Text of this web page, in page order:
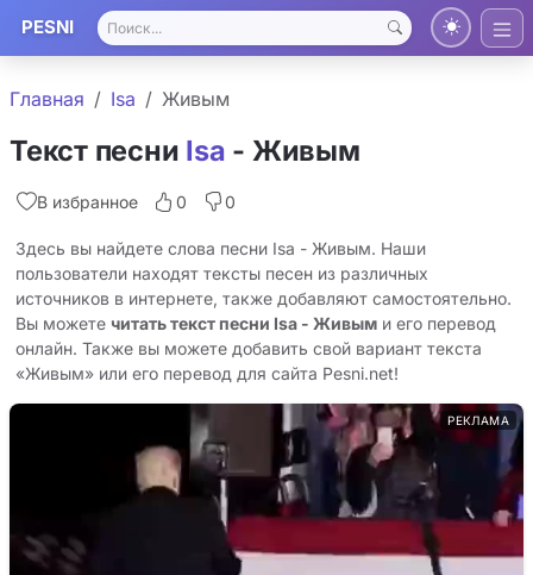
PESNI
Главная Isa Живым
Текст песни Isa - Живым
В избранное 0 0
Здесь вы найдете слова песни Isa - Живым. Наши
пользователи находят тексты песен из различных
источников в интернете, также добавляют самостоятельно.
Вы можете читать текст песни Isa - Живым и его перевод
онлайн. Также вы можете добавить свой вариант текста
«Живым» или его перевод для сайта Pesni.net!
РЕКЛАМА